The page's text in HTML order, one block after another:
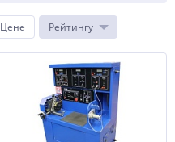
Цене Рейтингу